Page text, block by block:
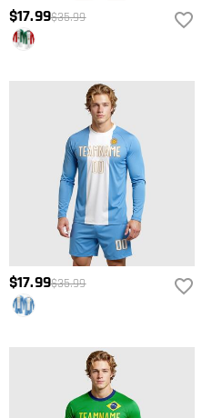
$17.99$35.99
$17.99$35.99